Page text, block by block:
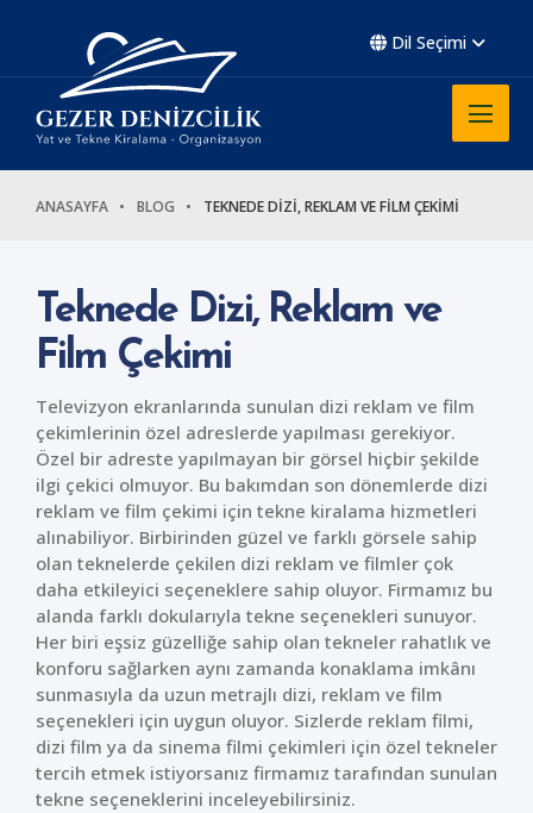
Dil Seçimi
ANASAYFA BLOG TEKNEDE DİZİ, REKLAM VE FİLM ÇEKİMİ
Teknede Dizi, Reklam ve
Film Çekimi
Televizyon ekranlarında sunulan dizi reklam ve film
çekimlerinin özel adreslerde yapılması gerekiyor.
Özel bir adreste yapılmayan bir görsel hiçbir şekilde
ilgi çekici olmuyor. Bu bakımdan son dönemlerde dizi
reklam ve film çekimi için tekne kiralama hizmetleri
alınabiliyor. Birbirinden güzel ve farklı görsele sahip
olan teknelerde çekilen dizi reklam ve filmler çok
daha etkileyici seçeneklere sahip oluyor. Firmamız bu
alanda farklı dokularıyla tekne seçenekleri sunuyor.
Her biri eşsiz güzelliğe sahip olan tekneler rahatlık ve
konforu sağlarken aynı zamanda konaklama imkânı
sunmasıyla da uzun metrajlı dizi, reklam ve film
seçenekleri için uygun oluyor. Sizlerde reklam filmi,
dizi film ya da sinema filmi çekimleri için özel tekneler
tercih etmek istiyorsanız firmamız tarafından sunulan
tekne seçeneklerini inceleyebilirsiniz.